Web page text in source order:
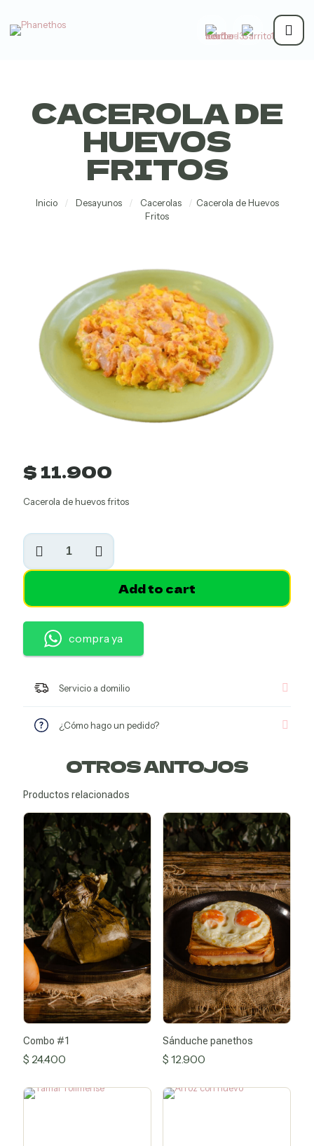
CACEROLA DE
HUEVOS
FRITOS
Inicio / Desayunos / Cacerolas / Cacerola de Huevos
Fritos
$ 11.900
Cacerola de huevos fritos
Cacerola
Huevos
Fritos
Add to cart
compra ya
Servicio a domilio
¿Cómo hago un pedido?
OTROS ANTOJOS
Productos relacionados
Combo #1
$ 24.400
Sánduche panethos
$ 12.900